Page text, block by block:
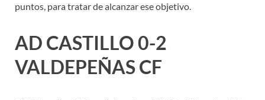
puntos, para tratar de alcanzar ese objetivo.
AD CASTILLO 0-2
VALDEPEÑAS CF